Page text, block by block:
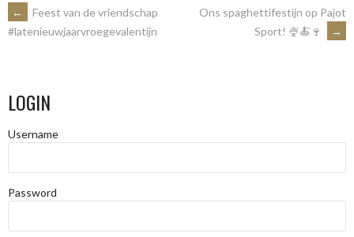
POST
←
Feest van de vriendschap
#latenieuwjaarvroegevalentijn
Ons spaghettifestijn op Pajot
Sport! 🍨🍝🍷
→
LOGIN
Username
Password